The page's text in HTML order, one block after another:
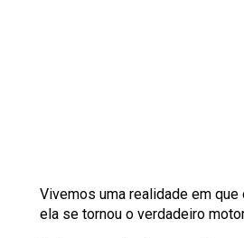
Vivemos uma realidade em
ela se tornou o verdadeiro